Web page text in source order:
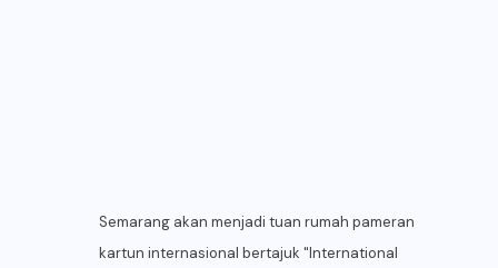
Semarang akan menjadi tuan rumah pameran
kartun internasional bertajuk "International